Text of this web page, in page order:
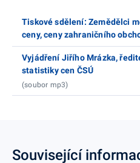
Tiskové sdělení: Zemědělci
ceny, ceny zahraničního
Vyjádření Jiřího Mrázka,
statistiky cen ČSÚ
(soubor mp3)
Související